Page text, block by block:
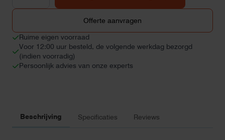
buitendeel
Offerte aanvragen
Ruime eigen voorraad
Voor 12:00 uur besteld, de volgende werkdag bezorgd
(indien voorradig)
Persoonlijk advies van onze experts
Beschrijving Specificaties Reviews